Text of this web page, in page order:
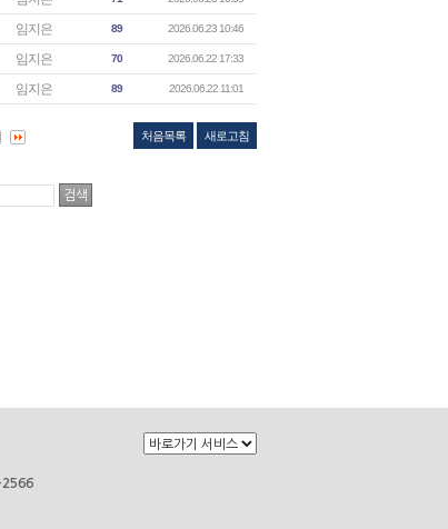
임지은 89 2026.06.23 10:46
임지은 70 2026.06.22 17:33
임지은 89 2026.06.22 11:01
처음목록 새로고침
2566